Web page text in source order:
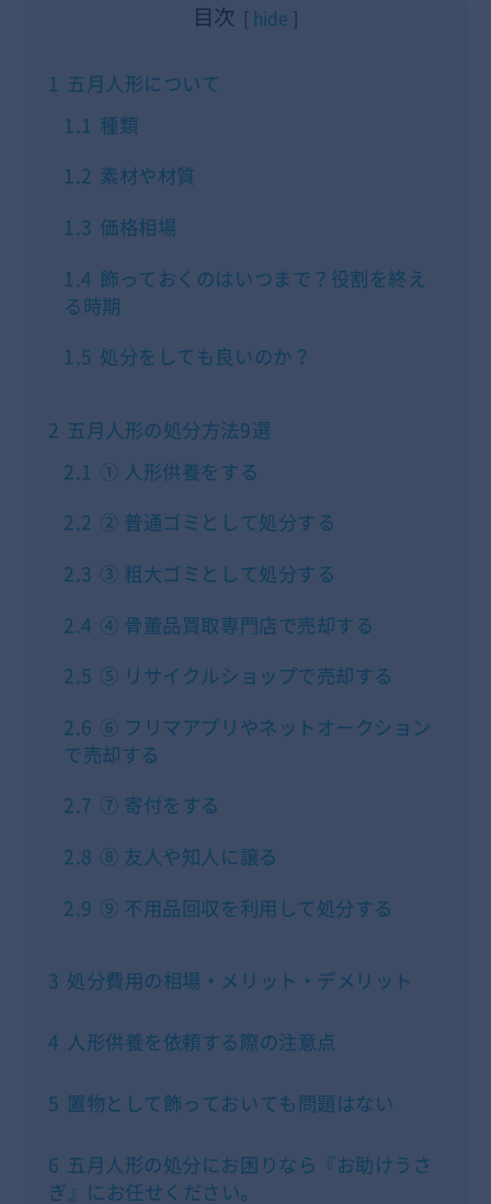
目次 hide
1 五月人形について
1.1 種類
1.2 素材や材質
1.3 価格相場
1.4 飾っておくのはいつまで？役割を終え
る時期
1.5 処分をしても良いのか？
2 五月人形の処分方法9選
2.1 ① 人形供養をする
2.2 ② 普通ゴミとして処分する
2.3 ③ 粗大ゴミとして処分する
2.4 ④ 骨董品買取専門店で売却する
2.5 ⑤ リサイクルショップで売却する
2.6 ⑥ フリマアプリやネットオークション
で売却する
2.7 ⑦ 寄付をする
2.8 ⑧ 友人や知人に譲る
2.9 ⑨ 不用品回収を利用して処分する
3 処分費用の相場・メリット・デメリット
4 人形供養を依頼する際の注意点
5 置物として飾っておいても問題はない
6 五月人形の処分にお困りなら『お助けうさ
ぎ』にお任せください。